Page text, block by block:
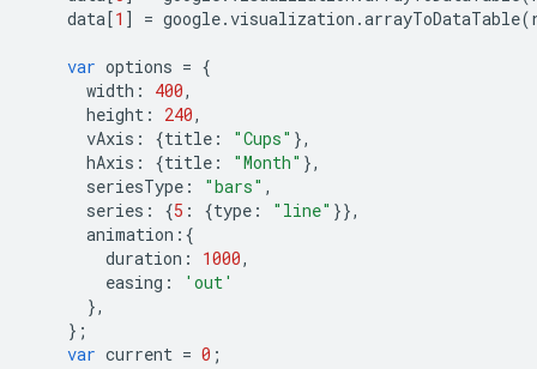
data[1 ] = google.visualization .arrayToDataTable(
var options = {
width : 400,
height : 240,
vAxis : {title : "Cups" },
hAxis : {title : "Month" },
seriesType : "bars" ,
series : {5 : {type : "line" }},
animation :{
duration : 1000,
easing :
'out'
},
};
var current = 0 ;